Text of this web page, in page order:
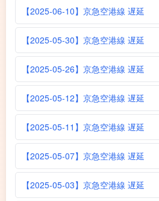
【2025-06-10】京急空港線 遅延
【2025-05-30】京急空港線 遅延
【2025-05-26】京急空港線 遅延
【2025-05-12】京急空港線 遅延
【2025-05-11】京急空港線 遅延
【2025-05-07】京急空港線 遅延
【2025-05-03】京急空港線 遅延